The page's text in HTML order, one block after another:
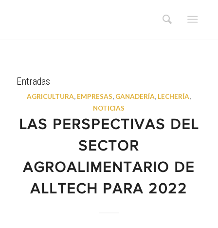
Entradas
AGRICULTURA, EMPRESAS, GANADERÍA, LECHERÍA,
NOTICIAS
LAS PERSPECTIVAS DEL
SECTOR
AGROALIMENTARIO DE
ALLTECH PARA 2022